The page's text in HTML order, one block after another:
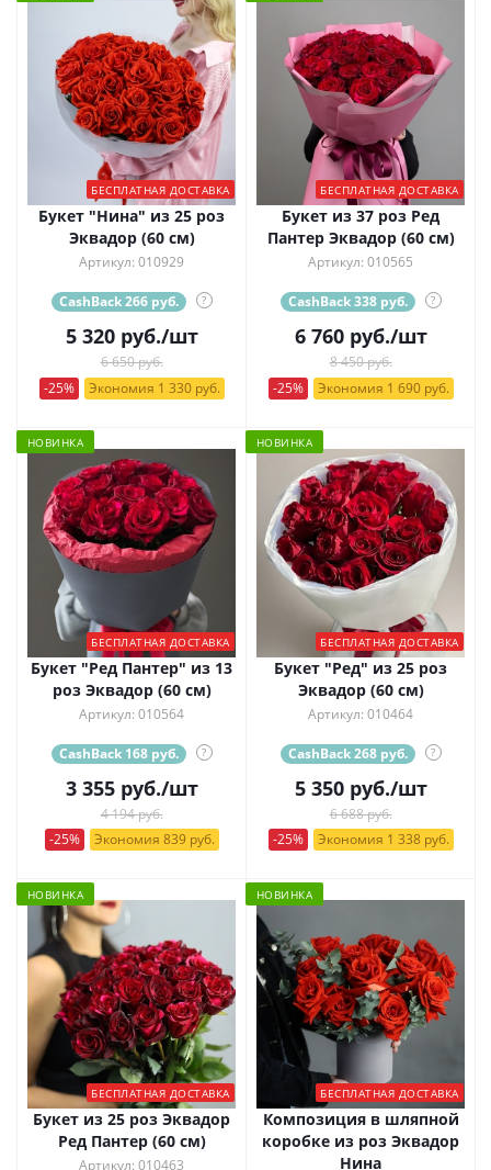
БЕСПЛАТНАЯ ДОСТАВКА
Букет "Нина" из 25 роз
Эквадор (60 см)
Артикул: 010929
CashBack 266 руб. ?
5 320руб./шт
6 650 руб.
-25%
Экономия 1 330 руб.
БЕСПЛАТНАЯ ДОСТАВКА
Букет из 37 роз Ред
Пантер Эквадор (60 см)
Артикул: 010565
CashBack 338 руб. ?
6 760руб./шт
8 450 руб.
-25%
Экономия 1 690 руб.
НОВИНКА
БЕСПЛАТНАЯ ДОСТАВКА
Букет "Ред Пантер" из 13
роз Эквадор (60 см)
Артикул: 010564
CashBack 168 руб. ?
3 355руб./шт
4 194 руб.
-25%
Экономия 839 руб.
НОВИНКА
БЕСПЛАТНАЯ ДОСТАВКА
Букет "Ред" из 25 роз
Эквадор (60 см)
Артикул: 010464
CashBack 268 руб. ?
5 350руб./шт
6 688 руб.
-25%
Экономия 1 338 руб.
НОВИНКА
БЕСПЛАТНАЯ ДОСТАВКА
Букет из 25 роз Эквадор
Ред Пантер (60 см)
Артикул: 010463
НОВИНКА
БЕСПЛАТНАЯ ДОСТАВКА
Композиция в шляпной
коробке из роз Эквадор
Нина